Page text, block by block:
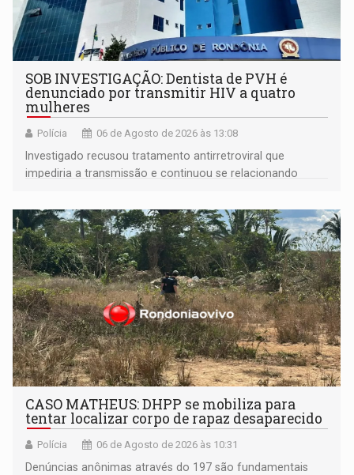
SOB INVESTIGAÇÃO: Dentista de PVH é
denunciado por transmitir HIV a quatro
mulheres
Polícia 06 de Agosto de 2026 às 13:08
Investigado recusou tratamento antirretroviral que
impediria a transmissão e continuou se relacionando
CASO MATHEUS: DHPP se mobiliza para
tentar localizar corpo de rapaz desaparecido
Polícia 06 de Agosto de 2026 às 10:31
Denúncias anônimas através do 197 são fundamentais